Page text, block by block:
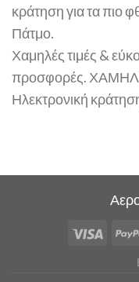
κράτηση για τα πιο
Πάτμο.
Χαμηλές τιμές &
προσφορές.
Ηλεκτρονική